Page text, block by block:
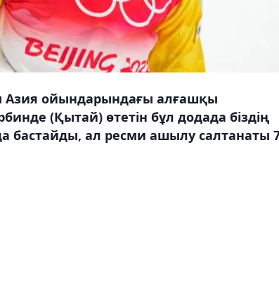
Азия ойындарындағы алғашқы
(Қытай) өтетін бұл додада біздің
бастайды, ал ресми ашылу салтанаты